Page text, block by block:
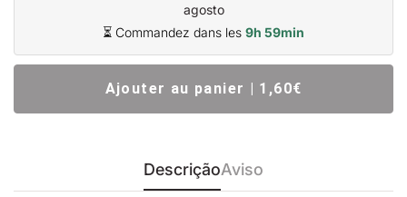
agosto
⏳ Commandez dans les 9h 59min
Ajouter au panier | 1,60€
DescriçãoAviso